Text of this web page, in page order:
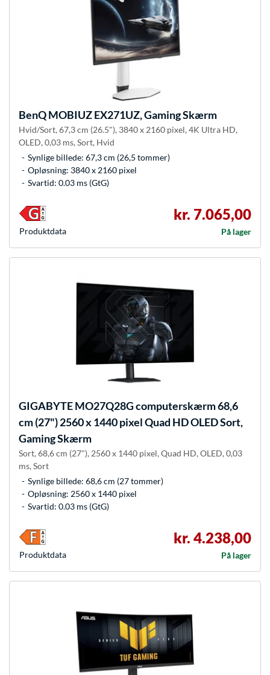
BenQMOBIUZ EX271UZ, Gaming Skærm
Hvid/Sort, 67,3 cm (26.5"), 3840 x 2160 pixel, 4K Ultra HD,
OLED, 0,03 ms, Sort, Hvid
Synlige billede: 67,3 cm (26,5 tommer)
Opløsning: 3840 x 2160 pixel
Svartid: 0.03 ms (GtG)
kr. 7.065,00
På lager
Produkt­data
GIGABYTEMO27Q28G computerskærm 68,6
cm (27") 2560 x 1440 pixel Quad HD OLED Sort,
Gaming Skærm
Sort, 68,6 cm (27"), 2560 x 1440 pixel, Quad HD, OLED, 0,03
ms, Sort
Synlige billede: 68,6 cm (27 tommer)
Opløsning: 2560 x 1440 pixel
Svartid: 0.03 ms (GtG)
kr. 4.238,00
På lager
Produkt­data